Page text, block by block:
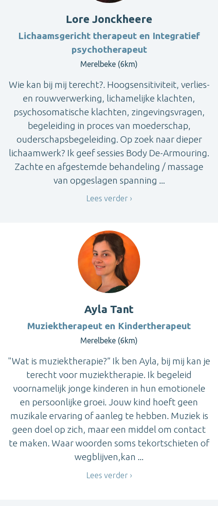
Lore Jonckheere
Lichaamsgericht therapeut en Integratief
psychotherapeut
Merelbeke (6km)
Wie kan bij mij terecht?. Hoogsensitiviteit, verlies-
en rouwverwerking, lichamelijke klachten,
psychosomatische klachten, zingevingsvragen,
begeleiding in proces van moederschap,
ouderschapsbegeleiding. Op zoek naar dieper
lichaamwerk? Ik geef sessies Body De-Armouring.
Zachte en afgestemde behandeling / massage
van opgeslagen spanning ...
Lees verder
Ayla Tant
Muziektherapeut en Kindertherapeut
Merelbeke (6km)
"Wat is muziektherapie?” Ik ben Ayla, bij mij kan je
terecht voor muziektherapie. Ik begeleid
voornamelijk jonge kinderen in hun emotionele
en persoonlijke groei. Jouw kind hoeft geen
muzikale ervaring of aanleg te hebben. Muziek is
geen doel op zich, maar een middel om contact
te maken. Waar woorden soms tekortschieten of
wegblijven,kan ...
Lees verder